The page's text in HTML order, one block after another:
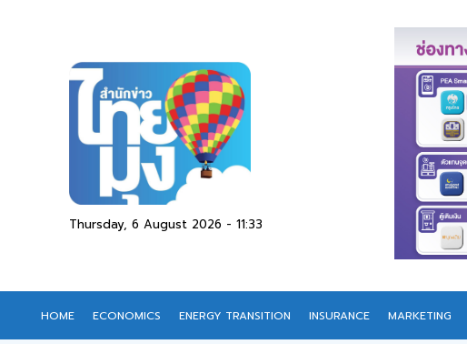
Thursday, 6 August 2026 - 11:33
HOME ECONOMICS ENERGY TRANSITION INSURANCE MARKETING